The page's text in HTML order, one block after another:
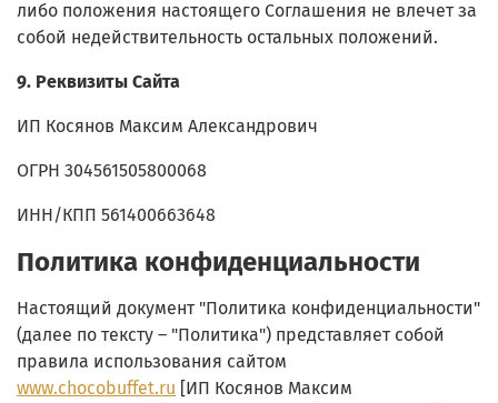
либо положения настоящего Соглашения не влечет за
собой недействительность остальных положений.
9. Реквизиты Сайта
ИП Косянов Максим Александрович
ОГРН 304561505800068
ИНН/КПП 561400663648
Политика конфиденциальности
Настоящий документ "Политика конфиденциальности"
(далее по тексту – "Политика") представляет собой
правила использования сайтом
www.chocobuffet.ru [ИП Косянов Максим